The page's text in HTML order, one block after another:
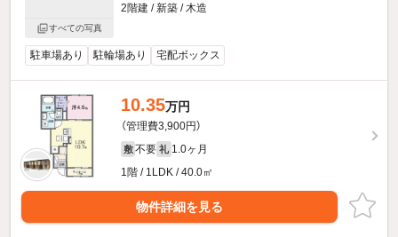
すべての写真
2階建 / 新築 / 木造
駐車場あり 駐輪場あり 宅配ボックス
10.35万円
（管理費3,900円）
敷 不要 礼 1.0ヶ月
1階 / 1LDK / 40.0㎡
物件詳細を見る